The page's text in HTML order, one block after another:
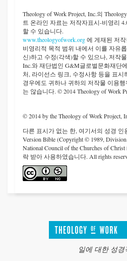
Theology of Work Project, Inc.의
트 온라인 자료는 저작자표시-비영리
할 수 있습니다.
www.theologyofwork.org에 게재된 저
비영리적 목적 범위 내에서 이를 자유
신)하고 수정(각색)할 수 있으나, 저작물
Inc.와 재단법인 G&M글로벌문화재단
처, 라이선스 링크, 수정사항 등을 표
경우에도 귀하나 귀하의 저작물 이용
는 않습니다. © 2014 Theology of Work
© 2014 by the Theology of Work Project,
다른 표시가 없는 한, 여기서의 성경 인
Version Bible (Copyright © 1989,
National Council of the Churches of
락 받아 사용하였습니다. All rights
일에 대한 성경